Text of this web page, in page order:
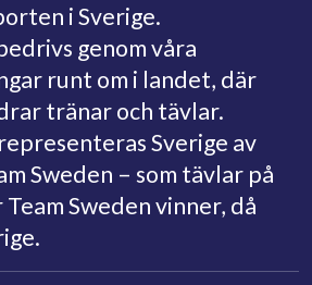
i Sverige.
genom våra
runt om i landet, där
tränar och tävlar.
Sverige av
Sweden – som tävlar på
Sweden vinner, då